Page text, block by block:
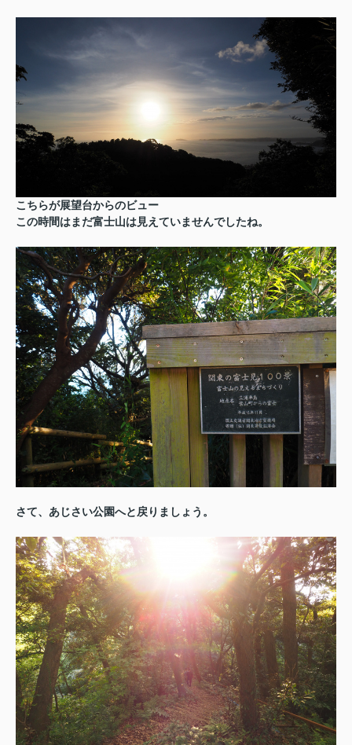
こちらが展望台からのビュー
この時間はまだ富士山は見えていませんでしたね。
さて、あじさい公園へと戻りましょう。